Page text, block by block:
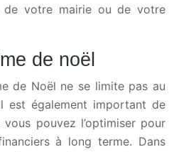
de votre mairie ou de votre
de noël
de Noël ne se limite pas au
est également important de
pouvez l’optimiser pour
à long terme. Dans